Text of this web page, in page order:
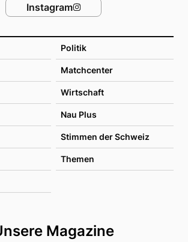
Politik
Matchcenter
Wirtschaft
Nau Plus
Stimmen der Schweiz
Themen
Magazine
Instagram